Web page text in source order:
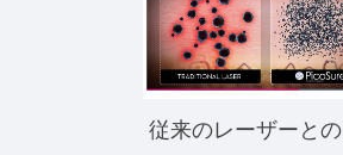
従来のレーザーと